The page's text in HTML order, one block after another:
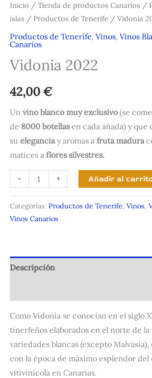
Inicio / Tienda de productos Canarios /
islas / Productos de Tenerife / Vidonia
Productos de Tenerife, Vinos, Vinos
Canarios
Vidonia 2022
42,00€
Un vino blanco muy exclusivo(se
de 8000 botellasen cada añada) y que
su elegancia y aromas a fruta madura
matices a flores silvestres.
-
Vidonia
2022
cantidad
+ Añadir al
Categorías: Productos de Tenerife, Vinos,
Vinos Canarios
Descripción
Como Vidonia se conocían en el siglo
tinerfeños elaborados en el norte de la
variedades blancas (excepto
con la época de máximo esplendor
vitivinícola en Canarias.